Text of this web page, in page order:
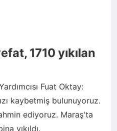
1710 yıkılan
Fuat Oktay:
kaybetmiş bulunuyoruz.
ediyoruz. Maraş'ta
yıkıldı.